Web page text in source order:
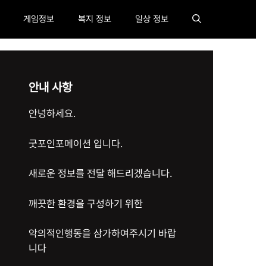
게임정보 복지 정보 일상 정보
안내 사항
안녕하세요.
굿포인포메이션 입니다.
새로운 정보를 전달 해드리겠습니다.
깨끗한 환경을 구성하기 위한
악의적인행동을 삼가하여주시기 바랍
니다